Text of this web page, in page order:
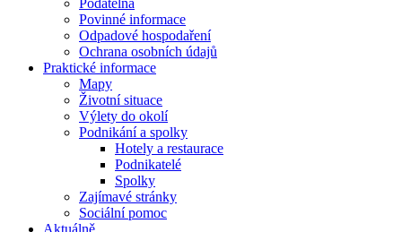
Podatelna
Povinné informace
Odpadové hospodaření
Ochrana osobních údajů
Praktické informace
Mapy
Životní situace
Výlety do okolí
Podnikání a spolky
Hotely a restaurace
Podnikatelé
Spolky
Zajímavé stránky
Sociální pomoc
Aktuálně